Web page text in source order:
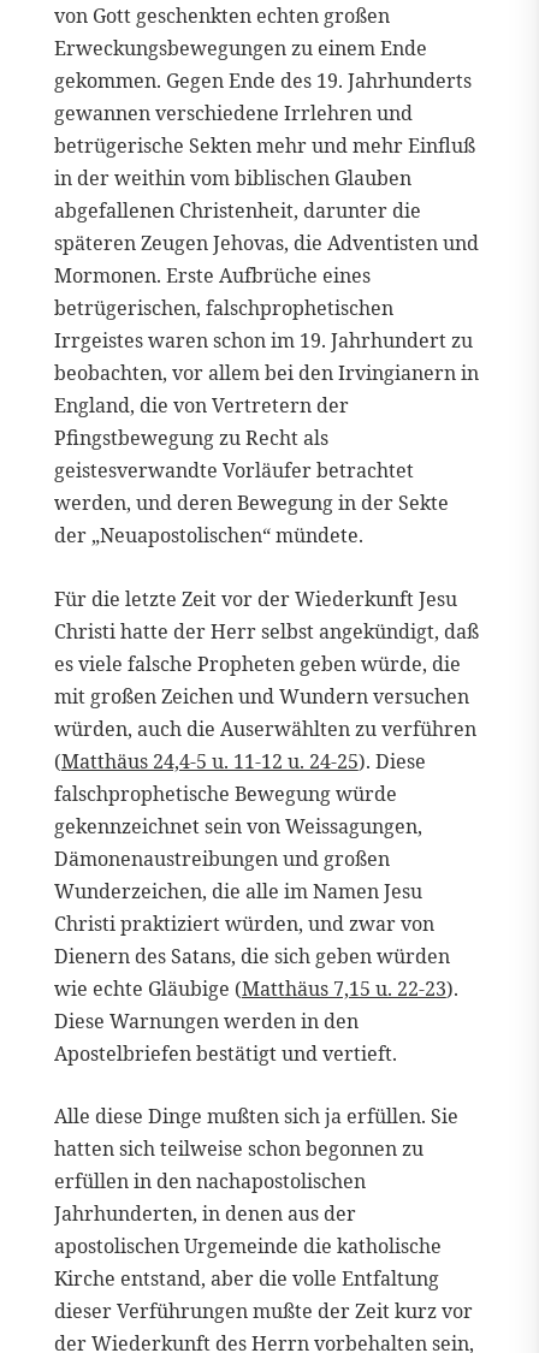
von Gott geschenkten echten großen
Erweckungsbewegungen zu einem Ende
gekommen. Gegen Ende des 19. Jahrhunderts
gewannen verschiedene Irrlehren und
betrügerische Sekten mehr und mehr Einfluß
in der weithin vom biblischen Glauben
abgefallenen Christenheit, darunter die
späteren Zeugen Jehovas, die Adventisten und
Mormonen. Erste Aufbrüche eines
betrügerischen, falschprophetischen
Irrgeistes waren schon im 19. Jahrhundert zu
beobachten, vor allem bei den Irvingianern in
England, die von Vertretern der
Pfingstbewegung zu Recht als
geistesverwandte Vorläufer betrachtet
werden, und deren Bewegung in der Sekte
der „Neuapostolischen“ mündete.
Für die letzte Zeit vor der Wiederkunft Jesu
Christi hatte der Herr selbst angekündigt, daß
es viele falsche Propheten geben würde, die
mit großen Zeichen und Wundern versuchen
würden, auch die Auserwählten zu verführen
(Matthäus 24,4-5 u. 11-12 u. 24-25). Diese
falschprophetische Bewegung würde
gekennzeichnet sein von Weissagungen,
Dämonenaustreibungen und großen
Wunderzeichen, die alle im Namen Jesu
Christi praktiziert würden, und zwar von
Dienern des Satans, die sich geben würden
wie echte Gläubige (Matthäus 7,15 u. 22-23).
Diese Warnungen werden in den
Apostelbriefen bestätigt und vertieft.
Alle diese Dinge mußten sich ja erfüllen. Sie
hatten sich teilweise schon begonnen zu
erfüllen in den nachapostolischen
Jahrhunderten, in denen aus der
apostolischen Urgemeinde die katholische
Kirche entstand, aber die volle Entfaltung
dieser Verführungen mußte der Zeit kurz vor
der Wiederkunft des Herrn vorbehalten sein,